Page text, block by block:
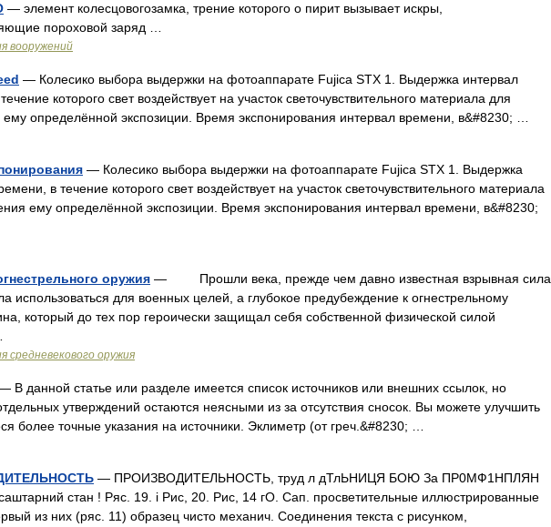
— элемент колесцовогозамка, трение которого о пирит вызывает искры,
пороховой заряд …
вооружений
— Колесико выбора выдержки на фотоаппарате Fujica STX 1. Выдержка интервал
которого свет воздействует на участок светочувствительного материала для
определённой экспозиции. Время экспонирования интервал времени, в&#8230; …
— Колесико выбора выдержки на фотоаппарате Fujica STX 1. Выдержка
в течение которого свет воздействует на участок светочувствительного материала
ему определённой экспозиции. Время экспонирования интервал времени, в&#8230;
оружия — Прошли века, прежде чем давно известная взрывная сила
использоваться для военных целей, а глубокое предубеждение к огнестрельному
который до тех пор героически защищал себя собственной физической силой
средневекового оружия
В данной статье или разделе имеется список источников или внешних ссылок, но
утверждений остаются неясными из за отсутствия сносок. Вы можете улучшить
более точные указания на источники. Эклиметр (от греч.&#8230; …
— ПРОИЗВОДИТЕЛЬНОСТЬ, труд л дТлЬНИЦЯ БОЮ За ПР0МФ1НПЛЯН
стан ! Ряс. 19. i Рис, 20. Рис, 14 гО. Сап. просветительные иллюстрированные
из них (ряс. 11) образец чисто механич. Соединения текста с рисунком,